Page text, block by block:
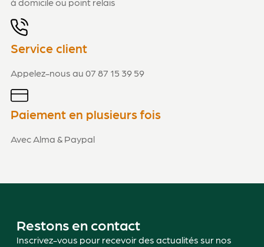
Service client
Appelez-nous au 07 87 15 39 59
Paiement en plusieurs fois
Avec Alma & Paypal
Restons en contact
Inscrivez-vous pour recevoir des actualités sur nos